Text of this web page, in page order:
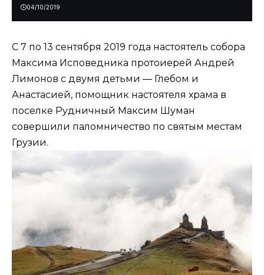
04/10/2019
С 7 по 13 сентября 2019 года настоятель собора
Максима Исповедника протоиерей Андрей
Лимонов с двумя детьми — Глебом и
Анастасией, помощник настоятеля храма в
поселке Рудничный Максим Шуман
совершили паломничество по святым местам
Грузии.